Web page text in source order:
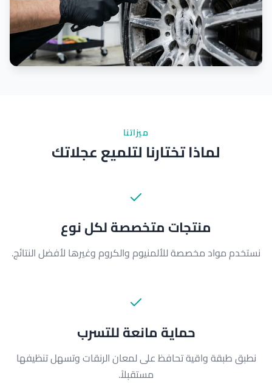
ميزاتنا
لماذا تختارنا لتلميع عجلاتك
منتجات متخصصة لكل نوع
نستخدم مواد مخصصة للألمنيوم والكروم وغيرها لأفضل النتائج.
حماية مانعة للتسرب
نطبق طبقة واقية تحافظ على لمعان الرنقات وتسهل تنظيفها
مستقبلاً.